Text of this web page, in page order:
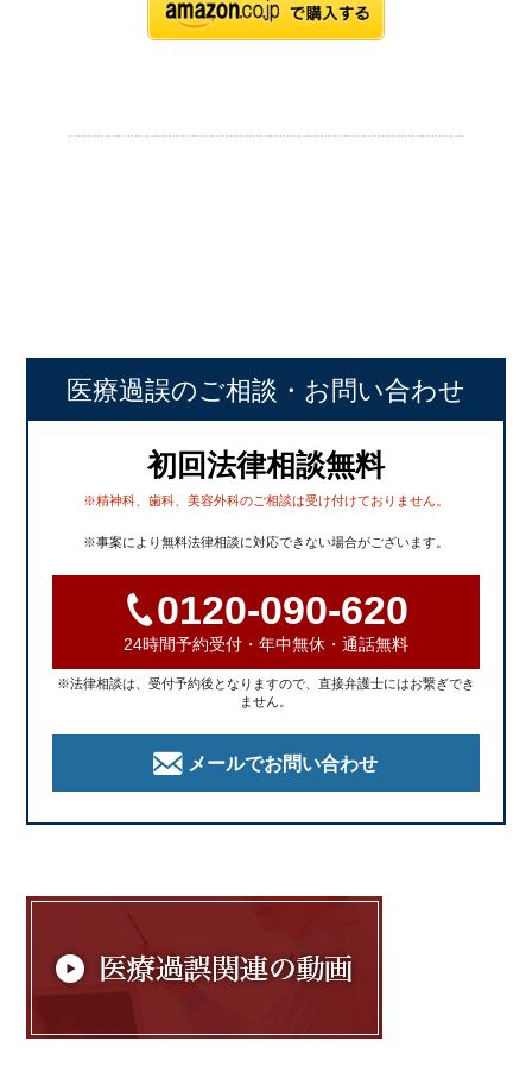
医療過誤のご相談 ・お問い合わせ
初回法律相談無料
※精神科、歯科、美容外科のご相談は受け付けておりません。
※事案により無料法律相談に対応できない場合がございます。
0120-090-620
24時間予約受付・年中無休・通話無料
※法律相談は、受付予約後となりますので、直接弁護士にはお繋ぎでき
ません。
メールでお問い合わせ